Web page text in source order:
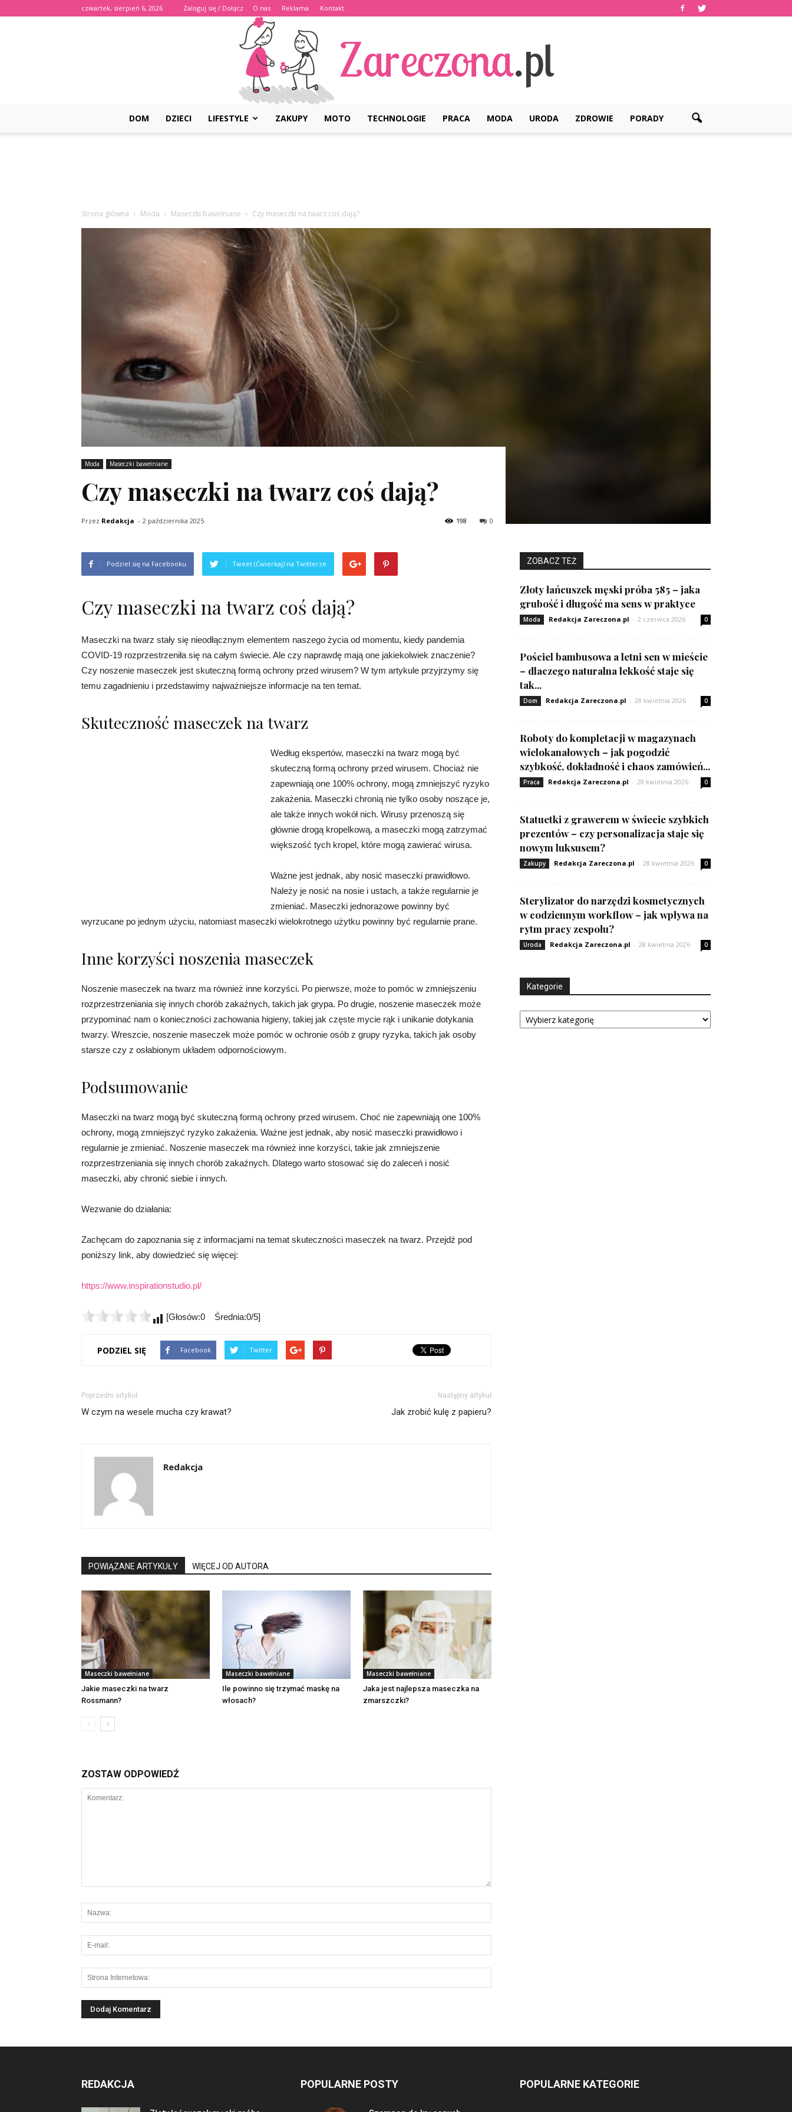
czwartek, sierpień 6, 2026 Zaloguj się / Dołącz O nas Reklama Kontakt
DOM DZIECI LIFESTYLE ZAKUPY MOTO TECHNOLOGIE PRACA MODA URODA ZDROWIE PORADY
Strona główna Moda Maseczki bawełniane Czy maseczki na twarz coś dają?
Moda Maseczki bawełniane
Czy maseczki na twarz coś dają?
Przez Redakcja - 2 października 2025 0
198
Podziel się na Facebooku Tweet (Ćwierkaj) na Twitterze
Czy maseczki na twarz coś dają?
Maseczki na twarz stały się nieodłącznym elementem naszego życia od momentu, kiedy pandemia
COVID-19 rozprzestrzeniła się na całym świecie. Ale czy naprawdę mają one jakiekolwiek znaczenie?
Czy noszenie maseczek jest skuteczną formą ochrony przed wirusem? W tym artykule przyjrzymy się
temu zagadnieniu i przedstawimy najważniejsze informacje na ten temat.
Skuteczność maseczek na twarz
Według ekspertów, maseczki na twarz mogą być
skuteczną formą ochrony przed wirusem. Chociaż nie
zapewniają one 100% ochrony, mogą zmniejszyć ryzyko
zakażenia. Maseczki chronią nie tylko osoby noszące je,
ale także innych wokół nich. Wirusy przenoszą się
głównie drogą kropelkową, a maseczki mogą zatrzymać
większość tych kropel, które mogą zawierać wirusa.
Ważne jest jednak, aby nosić maseczki prawidłowo.
Należy je nosić na nosie i ustach, a także regularnie je
zmieniać. Maseczki jednorazowe powinny być
wyrzucane po jednym użyciu, natomiast maseczki wielokrotnego użytku powinny być regularnie prane.
Inne korzyści noszenia maseczek
Noszenie maseczek na twarz ma również inne korzyści. Po pierwsze, może to pomóc w zmniejszeniu
rozprzestrzeniania się innych chorób zakaźnych, takich jak grypa. Po drugie, noszenie maseczek może
przypominać nam o konieczności zachowania higieny, takiej jak częste mycie rąk i unikanie dotykania
twarzy. Wreszcie, noszenie maseczek może pomóc w ochronie osób z grupy ryzyka, takich jak osoby
starsze czy z osłabionym układem odpornościowym.
Podsumowanie
Maseczki na twarz mogą być skuteczną formą ochrony przed wirusem. Choć nie zapewniają one 100%
ochrony, mogą zmniejszyć ryzyko zakażenia. Ważne jest jednak, aby nosić maseczki prawidłowo i
regularnie je zmieniać. Noszenie maseczek ma również inne korzyści, takie jak zmniejszenie
rozprzestrzeniania się innych chorób zakaźnych. Dlatego warto stosować się do zaleceń i nosić
maseczki, aby chronić siebie i innych.
Wezwanie do działania:
Zachęcam do zapoznania się z informacjami na temat skuteczności maseczek na twarz. Przejdź pod
poniższy link, aby dowiedzieć się więcej:
https://www.inspirationstudio.pl/
[Głosów:0 Średnia:0/5]
PODZIEL SIĘ Facebook Twitter
Poprzedni artykuł
W czym na wesele mucha czy krawat?
Następny artykuł
Jak zrobić kulę z papieru?
Redakcja
POWIĄZANE ARTYKUŁY WIĘCEJ OD AUTORA
Maseczki bawełniane
Jakie maseczki na twarz
Rossmann?
Maseczki bawełniane
Ile powinno się trzymać maskę na
włosach?
Maseczki bawełniane
Jaka jest najlepsza maseczka na
zmarszczki?
ZOSTAW ODPOWIEDŹ
ZOBACZ TEŻ
Złoty łańcuszek męski próba 585 – jaka
grubość i długość ma sens w praktyce
Moda Redakcja Zareczona.pl - 2 czerwca 2026 0
Pościel bambusowa a letni sen w mieście
– dlaczego naturalna lekkość staje się
tak...
Dom Redakcja Zareczona.pl - 28 kwietnia 2026 0
Roboty do kompletacji w magazynach
wielokanałowych – jak pogodzić
szybkość, dokładność i chaos zamówień...
Praca Redakcja Zareczona.pl - 28 kwietnia 2026 0
Statuetki z grawerem w świecie szybkich
prezentów – czy personalizacja staje się
nowym luksusem?
Zakupy Redakcja Zareczona.pl - 28 kwietnia 2026 0
Sterylizator do narzędzi kosmetycznych
w codziennym workflow – jak wpływa na
rytm pracy zespołu?
Uroda Redakcja Zareczona.pl - 28 kwietnia 2026 0
Kategorie
Kategorie
REDAKCJA POPULARNE POSTY POPULARNE KATEGORIE